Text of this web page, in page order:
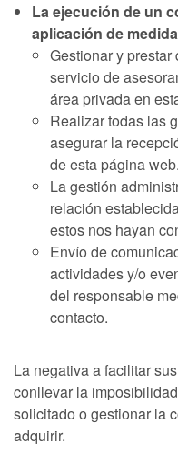
La ejecución de un
aplicación de
Gestionar y prestar
servicio de
área privada en
Realizar todas las
asegurar la
de esta página web.
La gestión
relación
estos nos hayan
Envío de
actividades y/o
del responsable
contacto.
La negativa a facilitar
conllevar la
solicitado o gestionar la
adquirir.